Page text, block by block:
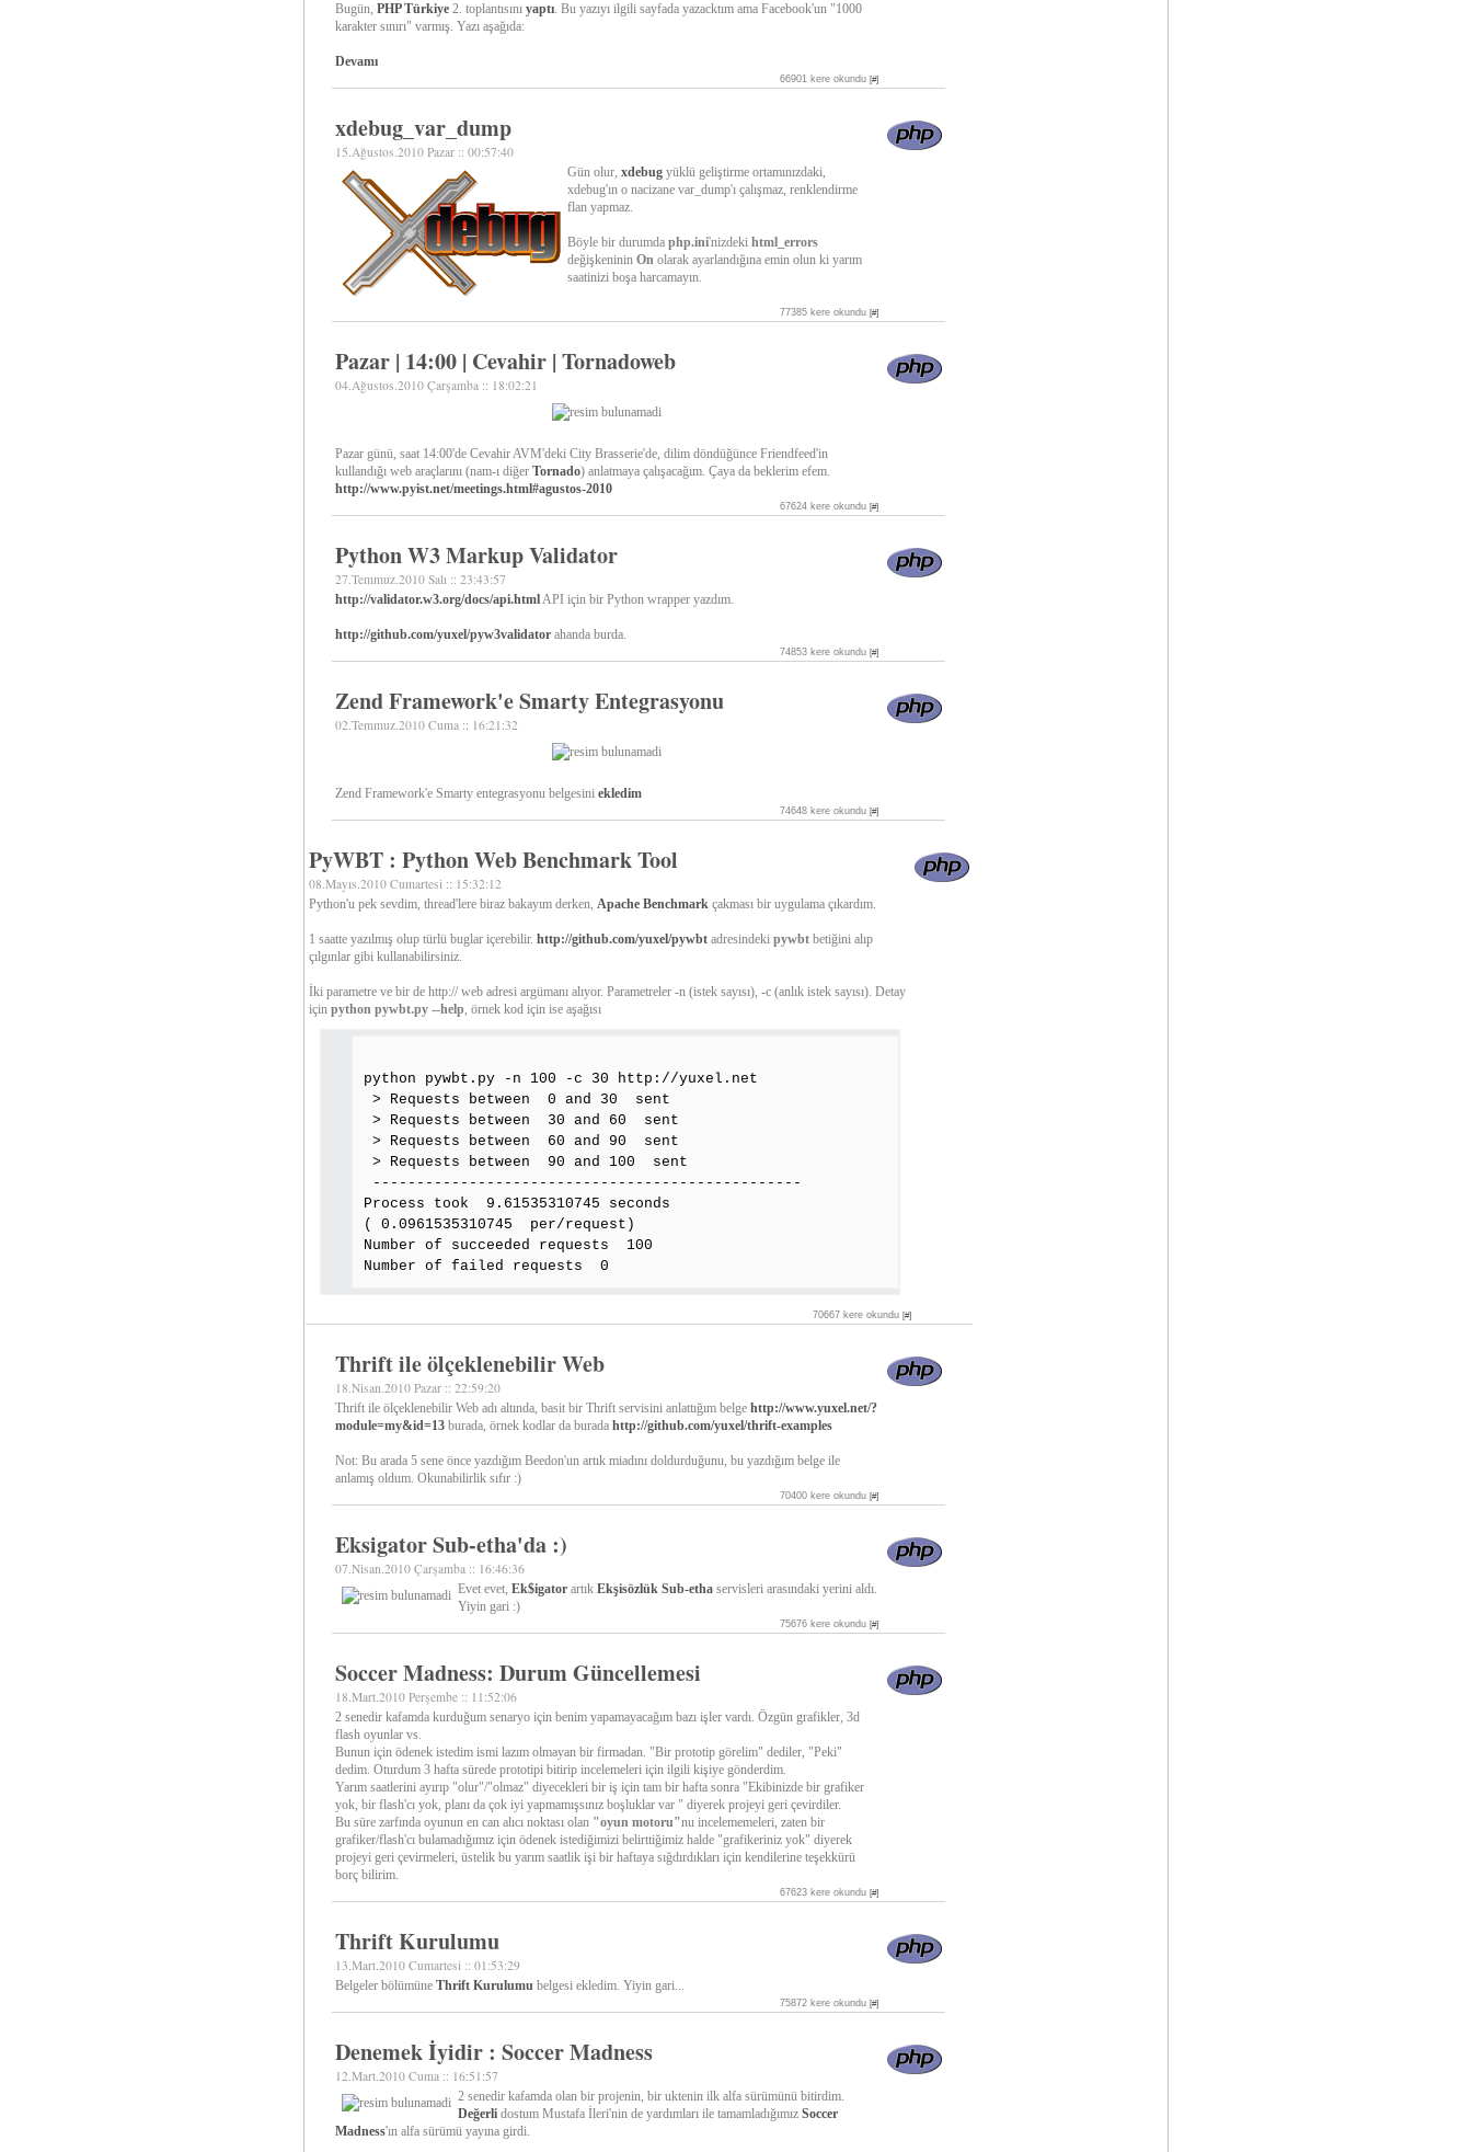
Bugün, PHP Türkiye 2. toplantısını yaptı. Bu yazıyı ilgili sayfada yazacktım ama Facebook'un "1000
karakter sınırı" varmış. Yazı aşağıda:
Devamı
66901 kere okundu [#]
xdebug_var_dump
15.Ağustos.2010 Pazar :: 00:57:40
Gün olur, xdebug yüklü geliştirme ortamınızdaki,
xdebug'ın o nacizane var_dump'ı çalışmaz, renklendirme
flan yapmaz.
Böyle bir durumda php.ini'nizdeki html_errors
değişkeninin On olarak ayarlandığına emin olun ki yarım
saatinizi boşa harcamayın.
77385 kere okundu [#]
Pazar | 14:00 | Cevahir | Tornadoweb
04.Ağustos.2010 Çarşamba :: 18:02:21
Pazar günü, saat 14:00'de Cevahir AVM'deki City Brasserie'de, dilim döndüğünce Friendfeed'in
kullandığı web araçlarını (nam-ı diğer Tornado) anlatmaya çalışacağım. Çaya da beklerim efem.
http://www.pyist.net/meetings.html#agustos-2010
67624 kere okundu [#]
Python W3 Markup Validator
27.Temmuz.2010 Salı :: 23:43:57
http://validator.w3.org/docs/api.htmlAPI için bir Python wrapper yazdım.
http://github.com/yuxel/pyw3validator ahanda burda.
74853 kere okundu [#]
Zend Framework'e Smarty Entegrasyonu
02.Temmuz.2010 Cuma :: 16:21:32
Zend Framework'e Smarty entegrasyonu belgesini ekledim
74648 kere okundu [#]
PyWBT : Python Web Benchmark Tool
08.Mayıs.2010 Cumartesi :: 15:32:12
Python'u pek sevdim, thread'lere biraz bakayım derken, Apache Benchmarkçakması bir uygulama çıkardım.
1 saatte yazılmış olup türlü buglar içerebilir. http://github.com/yuxel/pywbtadresindeki pywbtbetiğini alıp
çılgınlar gibi kullanabilirsiniz.
İki parametre ve bir de http:// web adresi argümanı alıyor. Parametreler -n (istek sayısı), -c (anlık istek sayısı). Detay
için python pywbt.py --help, örnek kod için ise aşağısı
python pywbt.py -n 100 -c 30 http://yuxel.net
> Requests between 0 and 30 sent
> Requests between 30 and 60 sent
> Requests between 60 and 90 sent
> Requests between 90 and 100 sent
-------------------------------------------------
Process took 9.61535310745 seconds
( 0.0961535310745 per/request)
Number of succeeded requests 100
Number of failed requests 0
70667 kere okundu [#]
Thrift ile ölçeklenebilir Web
18.Nisan.2010 Pazar :: 22:59:20
Thrift ile ölçeklenebilir Web adı altında, basit bir Thrift servisini anlattığım belge http://www.yuxel.net/?
module=my&id=13 burada, örnek kodlar da burada http://github.com/yuxel/thrift-examples
Not: Bu arada 5 sene önce yazdığım Beedon'un artık miadını doldurduğunu, bu yazdığım belge ile
anlamış oldum. Okunabilirlik sıfır :)
70400 kere okundu [#]
Eksigator Sub-etha'da :)
07.Nisan.2010 Çarşamba :: 16:46:36
Evet evet, Ek$igator artık Ekşisözlük Sub-etha servisleri arasındaki yerini aldı.
Yiyin gari :)
75676 kere okundu [#]
Soccer Madness: Durum Güncellemesi
18.Mart.2010 Perşembe :: 11:52:06
2 senedir kafamda kurduğum senaryo için benim yapamayacağım bazı işler vardı. Özgün grafikler, 3d
flash oyunlar vs.
Bunun için ödenek istedim ismi lazım olmayan bir firmadan. "Bir prototip görelim" dediler, "Peki"
dedim. Oturdum 3 hafta sürede prototipi bitirip incelemeleri için ilgili kişiye gönderdim.
Yarım saatlerini ayırıp "olur"/"olmaz" diyecekleri bir iş için tam bir hafta sonra "Ekibinizde bir grafiker
yok, bir flash'cı yok, planı da çok iyi yapmamışsınız boşluklar var " diyerek projeyi geri çevirdiler.
Bu süre zarfında oyunun en can alıcı noktası olan "oyun motoru"nu incelememeleri, zaten bir
grafiker/flash'cı bulamadığımız için ödenek istediğimizi belirttiğimiz halde "grafikeriniz yok" diyerek
projeyi geri çevirmeleri, üstelik bu yarım saatlik işi bir haftaya sığdırdıkları için kendilerine teşekkürü
borç bilirim.
67623 kere okundu [#]
Thrift Kurulumu
13.Mart.2010 Cumartesi :: 01:53:29
Belgeler bölümüne Thrift Kurulumu belgesi ekledim. Yiyin gari...
75872 kere okundu [#]
Denemek İyidir : Soccer Madness
12.Mart.2010 Cuma :: 16:51:57
2 senedir kafamda olan bir projenin, bir uktenin ilk alfa sürümünü bitirdim.
Değerli dostum Mustafa İleri'nin de yardımları ile tamamladığımız Soccer
Madness'ın alfa sürümü yayına girdi.